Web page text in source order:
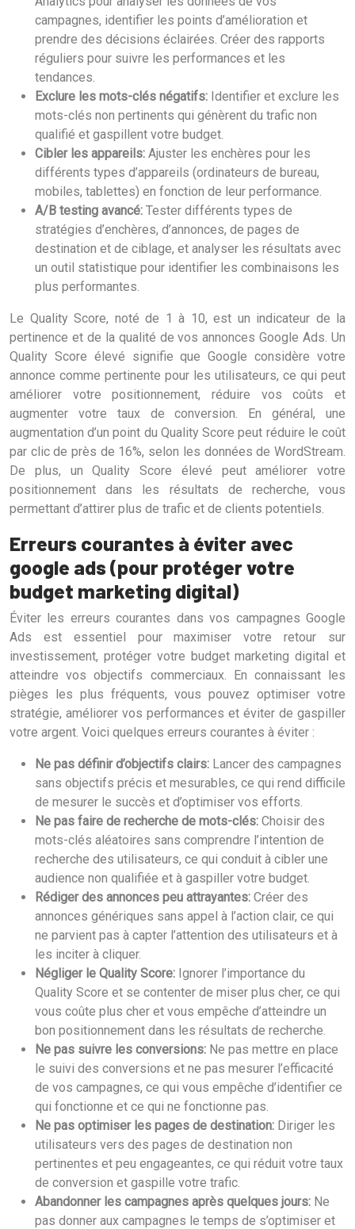
campagnes, identifier les points d’amélioration et
prendre des décisions éclairées. Créer des rapports
réguliers pour suivre les performances et les
tendances.
Exclure les mots-clés négatifs: Identifier et exclure les
mots-clés non pertinents qui génèrent du trafic non
qualifié et gaspillent votre budget.
Cibler les appareils: Ajuster les enchères pour les
différents types d’appareils (ordinateurs de bureau,
mobiles, tablettes) en fonction de leur performance.
A/B testing avancé: Tester différents types de
stratégies d’enchères, d’annonces, de pages de
destination et de ciblage, et analyser les résultats avec
un outil statistique pour identifier les combinaisons les
plus performantes.
Le Quality Score, noté de 1 à 10, est un indicateur de la
pertinence et de la qualité de vos annonces Google Ads. Un
Quality Score élevé signifie que Google considère votre
annonce comme pertinente pour les utilisateurs, ce qui peut
améliorer votre positionnement, réduire vos coûts et
augmenter votre taux de conversion. En général, une
augmentation d’un point du Quality Score peut réduire le coût
par clic de près de 16%, selon les données de WordStream.
De plus, un Quality Score élevé peut améliorer votre
positionnement dans les résultats de recherche, vous
permettant d’attirer plus de trafic et de clients potentiels.
Erreurs courantes à éviter avec
google ads (pour protéger votre
budget marketing digital)
Éviter les erreurs courantes dans vos campagnes Google
Ads est essentiel pour maximiser votre retour sur
investissement, protéger votre budget marketing digital et
atteindre vos objectifs commerciaux. En connaissant les
pièges les plus fréquents, vous pouvez optimiser votre
stratégie, améliorer vos performances et éviter de gaspiller
votre argent. Voici quelques erreurs courantes à éviter :
Ne pas définir d’objectifs clairs: Lancer des campagnes
sans objectifs précis et mesurables, ce qui rend difficile
de mesurer le succès et d’optimiser vos efforts.
Ne pas faire de recherche de mots-clés: Choisir des
mots-clés aléatoires sans comprendre l’intention de
recherche des utilisateurs, ce qui conduit à cibler une
audience non qualifiée et à gaspiller votre budget.
Rédiger des annonces peu attrayantes: Créer des
annonces génériques sans appel à l’action clair, ce qui
ne parvient pas à capter l’attention des utilisateurs et à
les inciter à cliquer.
Négliger le Quality Score: Ignorer l’importance du
Quality Score et se contenter de miser plus cher, ce qui
vous coûte plus cher et vous empêche d’atteindre un
bon positionnement dans les résultats de recherche.
Ne pas suivre les conversions: Ne pas mettre en place
le suivi des conversions et ne pas mesurer l’efficacité
de vos campagnes, ce qui vous empêche d’identifier ce
qui fonctionne et ce qui ne fonctionne pas.
Ne pas optimiser les pages de destination: Diriger les
utilisateurs vers des pages de destination non
pertinentes et peu engageantes, ce qui réduit votre taux
de conversion et gaspille votre trafic.
Abandonner les campagnes après quelques jours: Ne
pas donner aux campagnes le temps de s’optimiser et